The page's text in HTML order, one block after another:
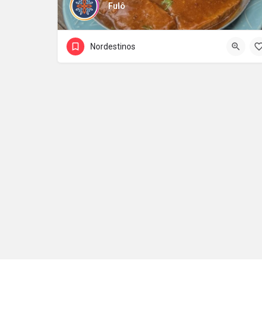
Fulô
Nordestinos